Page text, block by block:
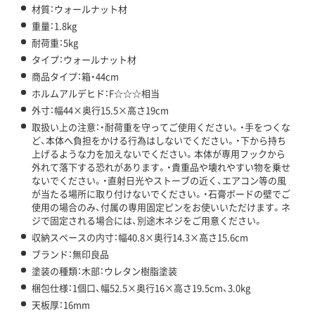
材質：ウォールナット材
重量：1.8kg
耐荷重：5kg
タイプ：ウォールナット材
商品タイプ：箱・44cm
ホルムアルデヒド：F☆☆☆相当
外寸：幅44×奥行15.5×高さ19cm
取扱い上の注意：・耐荷重を守ってご使用ください。・手をつくな
ど、本体へ負担をかける行為はしないでください。・下から持ち
上げるような力を加えないでください。本体が専用フックから
外れて落下する恐れがあります。・貴重品や壊れやすい物を乗せ
ないでください。・直射日光やストーブの近く、エアコン等の風
が当たる場所に取り付けないでください。・石膏ボードの壁でご
使用の場合のみ、付属の専用固定ピンをお使いいただけます。ネ
ジで固定される場合には、別途木ネジをご用意ください。
収納スペースの内寸：幅40.8×奥行14.3×高さ15.6cm
ブランド：無印良品
塗装の種類：木部：ウレタン樹脂塗装
梱包仕様：1個口、幅52.5×奥行16×高さ19.5cm、3.0kg
天板厚：16mm